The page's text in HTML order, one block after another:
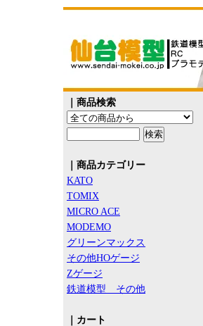
｜商品検索
｜商品カテゴリー
KATO
TOMIX
MICRO ACE
MODEMO
グリーンマックス
その他HOゲージ
Zゲージ
鉄道模型 その他
｜カート